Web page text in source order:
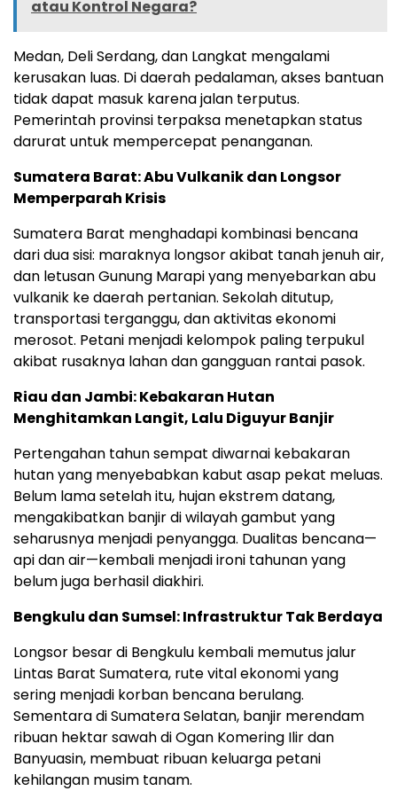
atau Kontrol Negara?
Medan, Deli Serdang, dan Langkat mengalami
kerusakan luas. Di daerah pedalaman, akses bantuan
tidak dapat masuk karena jalan terputus.
Pemerintah provinsi terpaksa menetapkan status
darurat untuk mempercepat penanganan.
Sumatera Barat: Abu Vulkanik dan Longsor
Memperparah Krisis
Sumatera Barat menghadapi kombinasi bencana
dari dua sisi: maraknya longsor akibat tanah jenuh air,
dan letusan Gunung Marapi yang menyebarkan abu
vulkanik ke daerah pertanian. Sekolah ditutup,
transportasi terganggu, dan aktivitas ekonomi
merosot. Petani menjadi kelompok paling terpukul
akibat rusaknya lahan dan gangguan rantai pasok.
Riau dan Jambi: Kebakaran Hutan
Menghitamkan Langit, Lalu Diguyur Banjir
Pertengahan tahun sempat diwarnai kebakaran
hutan yang menyebabkan kabut asap pekat meluas.
Belum lama setelah itu, hujan ekstrem datang,
mengakibatkan banjir di wilayah gambut yang
seharusnya menjadi penyangga. Dualitas bencana—
api dan air—kembali menjadi ironi tahunan yang
belum juga berhasil diakhiri.
Bengkulu dan Sumsel: Infrastruktur Tak Berdaya
Longsor besar di Bengkulu kembali memutus jalur
Lintas Barat Sumatera, rute vital ekonomi yang
sering menjadi korban bencana berulang.
Sementara di Sumatera Selatan, banjir merendam
ribuan hektar sawah di Ogan Komering Ilir dan
Banyuasin, membuat ribuan keluarga petani
kehilangan musim tanam.